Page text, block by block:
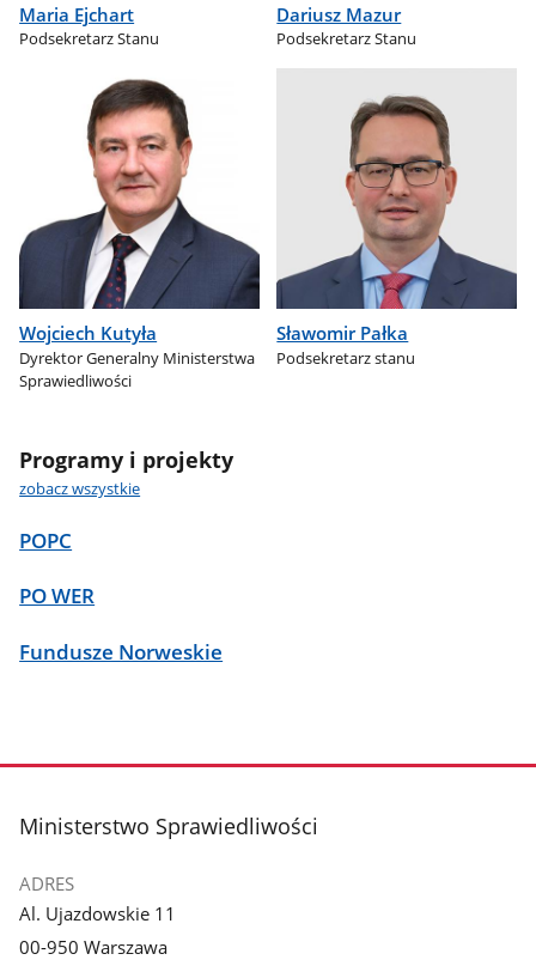
Maria Ejchart
Podsekretarz Stanu
Dariusz Mazur
Podsekretarz Stanu
Wojciech Kutyła
Dyrektor Generalny Ministerstwa
Sprawiedliwości
Sławomir Pałka
Podsekretarz stanu
Programy i projekty
zobacz wszystkie
POPC
PO WER
Fundusze Norweskie
stopka
Ministerstwo Sprawiedliwości
ADRES
Al. Ujazdowskie 11
00-950 Warszawa